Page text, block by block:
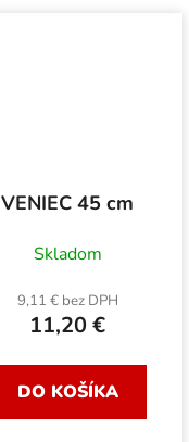
VENIEC 45 cm
Skladom
9,11 € bez DPH
11,20 €
DO KOŠÍKA